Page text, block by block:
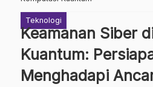
Teknologi
Keamanan Siber
Kuantum:
Menghadapi